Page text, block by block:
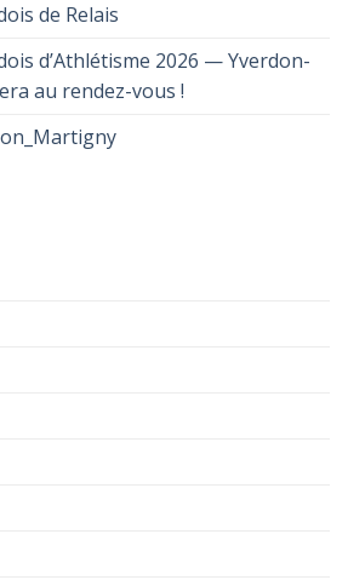
de Relais
d’Athlétisme 2026 — Yverdon-
au rendez-vous !